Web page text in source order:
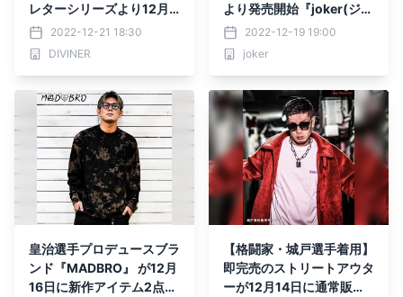
レターシリーズより12月2
1日に待望の新作販売開
始 『DIVINER（ディバイ
ナー）』
2022-12-21 18:30
DIVINER
より発売開始『joker(ジョ
ーカー)』
2022-12-19 19:00
joker
皇治選手プロデュースブラ
ンド『MADBRO』 が12月
16日に新作アイテム2点を
【格闘家・城戸選手着用】
即完売のストリートアウタ
ーが12月14日に通常販売